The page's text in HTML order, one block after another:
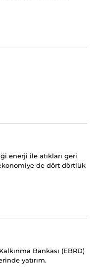
enerji ile atıkları geri
de dört dörtlük
Bankası (EBRD)
yatırım.